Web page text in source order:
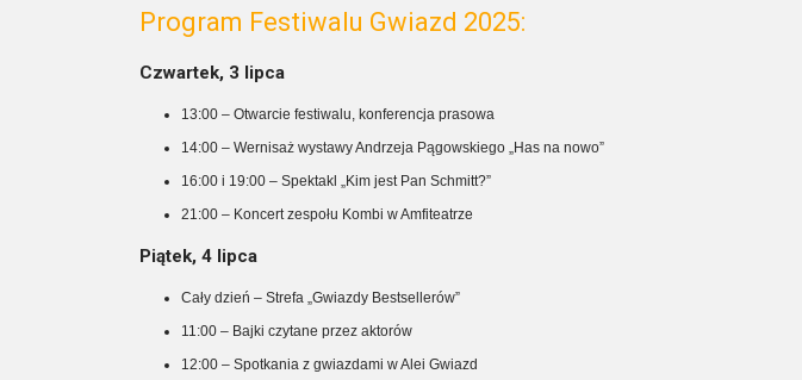
Program Festiwalu Gwiazd 2025:
Czwartek, 3 lipca
13:00 – Otwarcie festiwalu, konferencja prasowa
14:00 – Wernisaż wystawy Andrzeja Pągowskiego „Has na nowo”
16:00 i 19:00 – Spektakl „Kim jest Pan Schmitt?”
21:00 – Koncert zespołu Kombi w Amfiteatrze
Piątek, 4 lipca
Cały dzień – Strefa „Gwiazdy Bestsellerów”
11:00 – Bajki czytane przez aktorów
12:00 – Spotkania z gwiazdami w Alei Gwiazd